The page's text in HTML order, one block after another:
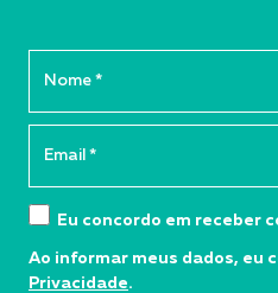
Eu concordo em receber
Ao informar meus dados, eu
Privacidade.